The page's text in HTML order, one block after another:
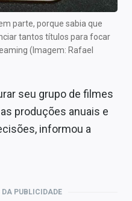
parte, porque sabia que
tantos títulos para focar
(Imagem: Rafael
seu grupo de filmes
produções anuais e
informou a
PUBLICIDADE